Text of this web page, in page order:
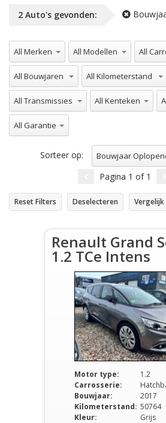
2 Auto's gevonden:
All Merken All Modellen All
All Bouwjaren All Kilometerstand
All Transmissies All Kenteken
All Garantie
Sorteer op: Bouwjaar
Pagina 1 of 1
Reset Filters Deselecteren Vergelijk
Renault Grand
1.2 TCe Intens
Motor type:
1.2
Carrosserie:
Bouwjaar:
2017
Kilometerstand: 50764
Kleur:
Grijs